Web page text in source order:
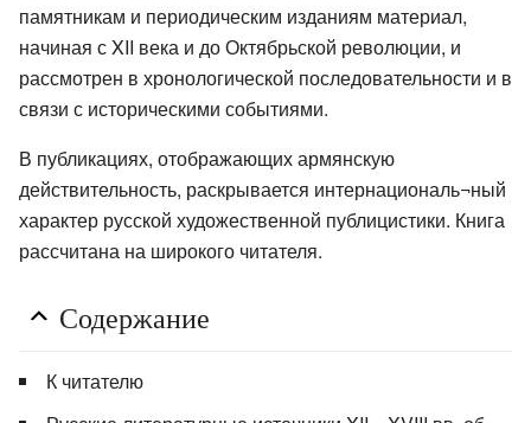
памятникам и периодическим изданиям материал,
начиная с XII века и до Октябрьской революции, и
рассмотрен в хронологической последовательности и в
связи с историческими событиями.
В публикациях, отображающих армянскую
действительность, раскрывается интернациональ¬ный
характер русской художественной публицистики. Книга
рассчитана на широкого читателя.
Содержание
К читателю